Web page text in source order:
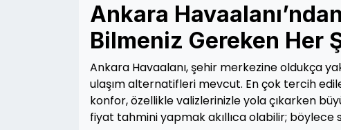
Ankara
Bilmeniz Gereken Her
Ankara Havaalanı, şehir merkezine oldukça
ulaşım alternatifleri mevcut. En çok tercih
konfor, özellikle valizlerinizle yola çıkarken
fiyat tahmini yapmak akıllıca olabilir; böylece